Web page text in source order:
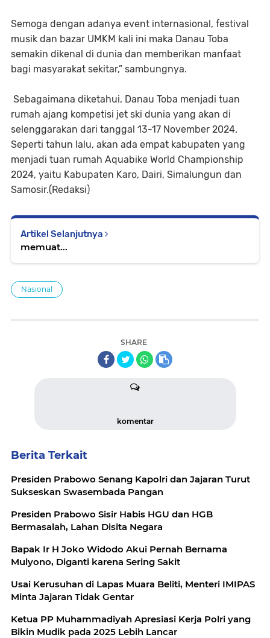
Semoga dengan adanya event internasional, festival
musik dan bazar UMKM kali ini maka Danau Toba
semakin dikenal di dunia dan memberikan manfaat
bagi masyarakat sekitar,” sambungnya.
Sebagaimana diketahui, Danau Toba menjadi tuan
rumah ajang kompetisi jet ski dunia yang akan di
selenggarakan dari tanggal 13-17 November 2024.
Seperti tahun lalu, akan ada empat kabupaten yang
menjadi tuan rumah Aquabike World Championship
2024, yaitu Kabupaten Karo, Dairi, Simalungun dan
Samosir.(Redaksi)
Artikel Selanjutnya
memuat...
Nasional
SHARE
komentar
Berita Terkait
Presiden Prabowo Senang Kapolri dan Jajaran Turut
Sukseskan Swasembada Pangan
Presiden Prabowo Sisir Habis HGU dan HGB
Bermasalah, Lahan Disita Negara
Bapak Ir H Joko Widodo Akui Pernah Bernama
Mulyono, Diganti karena Sering Sakit
Usai Kerusuhan di Lapas Muara Beliti, Menteri IMIPAS
Minta Jajaran Tidak Gentar
Ketua PP Muhammadiyah Apresiasi Kerja Polri yang
Bikin Mudik pada 2025 Lebih Lancar